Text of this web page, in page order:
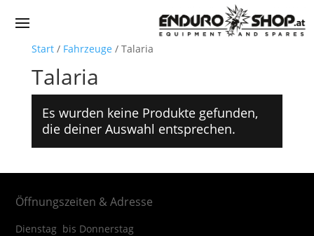
Start/ Fahrzeuge / Talaria
Talaria
Es wurden keine Produkte gefunden,
die deiner Auswahl entsprechen.
Öffnungszeiten & Adresse
Dienstag bis Donnerstag